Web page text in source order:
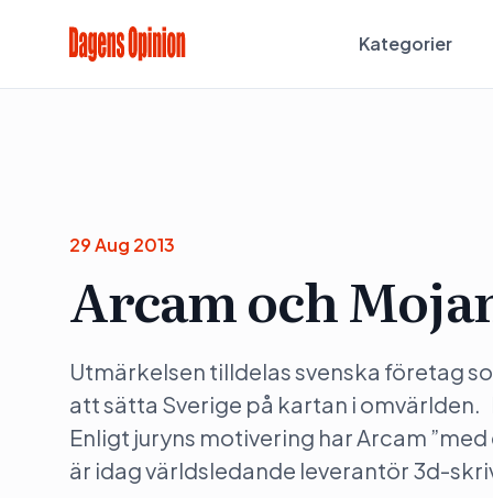
Kategorier
29 Aug 2013
Arcam och
Utmärkelsen tilldelas svenska företag
att sätta Sverige på kartan i omvärlden.
Enligt juryns motivering har Arcam
är idag världsledande leverantör 3d-